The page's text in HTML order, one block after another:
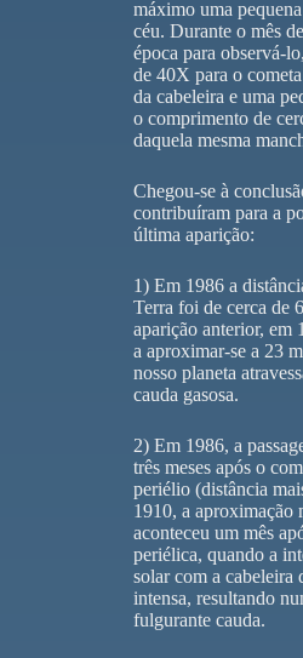
máximo uma
céu. Durante o mês
época para observá-
de 40X para o
da cabeleira e uma
o comprimento de
daquela mesma
Chegou-se à
contribuíram para a
última aparição:
1) Em 1986 a
Terra foi de cerca de
aparição anterior, em
a aproximar-se a 23
nosso planeta
cauda gasosa.
2) Em 1986, a
três meses após o
periélio (distância
1910, a aproximação
aconteceu um mês
periélica, quando a
solar com a cabeleira
intensa, resultando
fulgurante cauda.